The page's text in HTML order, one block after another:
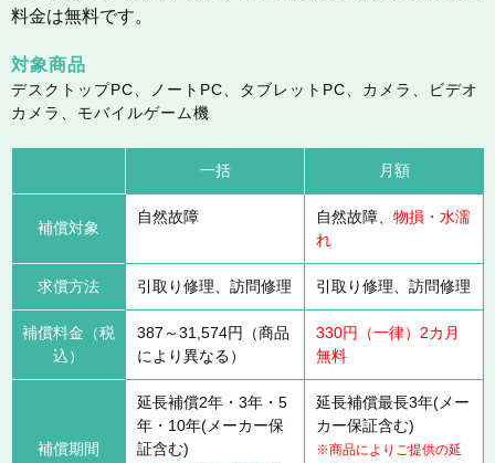
料金は無料です。
対象商品
デスクトップPC、ノートPC、タブレットPC、カメラ、ビデオ
カメラ、モバイルゲーム機
一括 月額
補償対象
自然故障 自然故障、 物損・水濡
れ
求償方法 引取り修理、訪問修理 引取り修理、訪問修理
補償料金（税
込）
387～31,574円（商品
により異なる）
330円（一律）2カ月
無料
補償期間
延長補償2年・3年・5
年・10年(メーカー保
証含む)
延長補償最長3年(メー
カー保証含む)
※商品によりご提供の延